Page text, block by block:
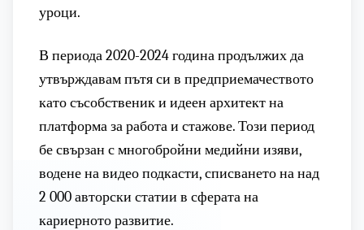
уроци.
В периода 2020-2024 година продължих да
утвърждавам пътя си в предприемачеството
като съсобственик и идеен архитект на
платформа за работа и стажове. Този период
бе свързан с многобройни медийни изяви,
водене на видео подкасти, списването на над
2 000 авторски статии в сферата на
кариерното развитие.